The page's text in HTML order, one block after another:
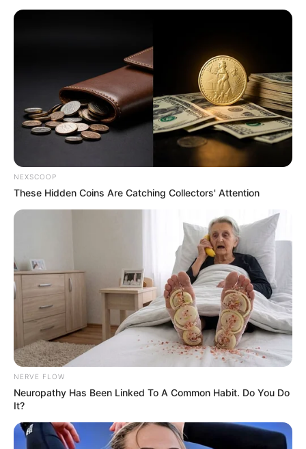
NEXSCOOP
These Hidden Coins Are Catching Collectors' Attention
NERVE FLOW
Neuropathy Has Been Linked To A Common Habit. Do You Do
It?